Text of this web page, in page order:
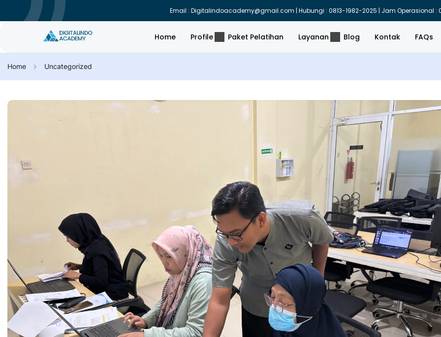
Email : Digitalindoacademy@gmail.com | Hubungi : 0813-1982-2025 | Jam Operasional :
Home Profile Paket Pelatihan Layanan Blog Kontak FAQs
Home Uncategorized